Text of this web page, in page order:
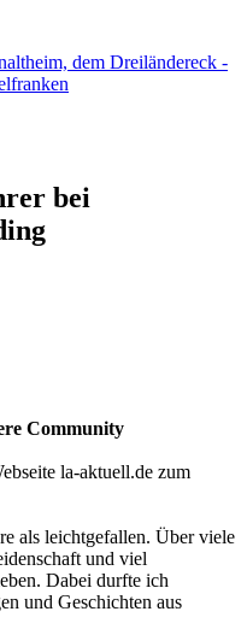
dem Dreiländereck -
bei
Community
la-aktuell.de zum
als leichtgefallen. Über viele
und viel
Dabei durfte ich
und Geschichten aus